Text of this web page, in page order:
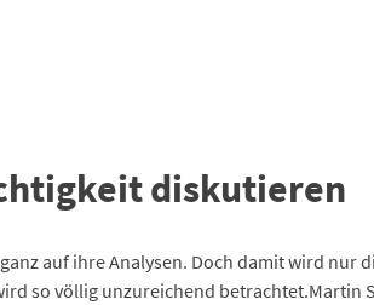
diskutieren
auf ihre Analysen. Doch damit wird nur
so völlig unzureichend betrachtet.Martin